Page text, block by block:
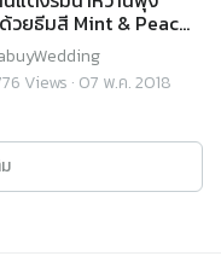
วยธีมสี Mint & Peach
Orchid Sheraton
Views · 07 พ.ค. 2018